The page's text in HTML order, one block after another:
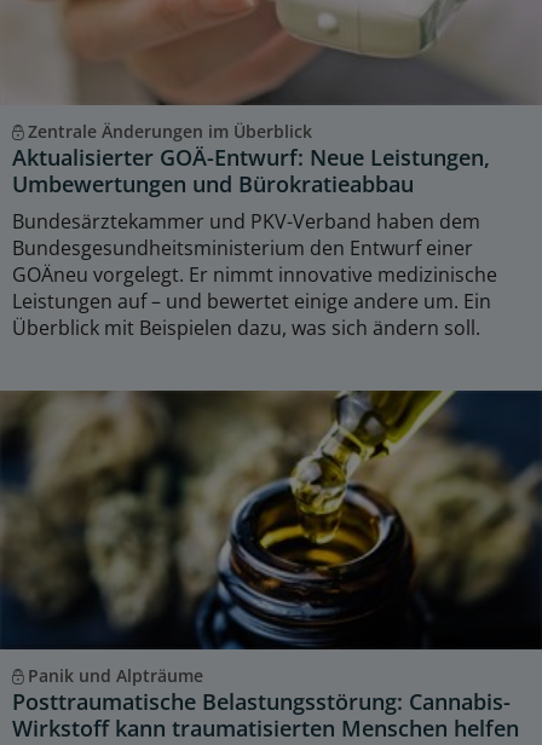
Zentrale Änderungen im Überblick
Aktualisierter GOÄ-Entwurf: Neue Leistungen,
Umbewertungen und Bürokratieabbau
Bundesärztekammer und PKV-Verband haben dem
Bundesgesundheitsministerium den Entwurf einer
GOÄneu vorgelegt. Er nimmt innovative medizinische
Leistungen auf – und bewertet einige andere um. Ein
Überblick mit Beispielen dazu, was sich ändern soll.
Panik und Alpträume
Posttraumatische Belastungsstörung: Cannabis-
Wirkstoff kann traumatisierten Menschen helfen